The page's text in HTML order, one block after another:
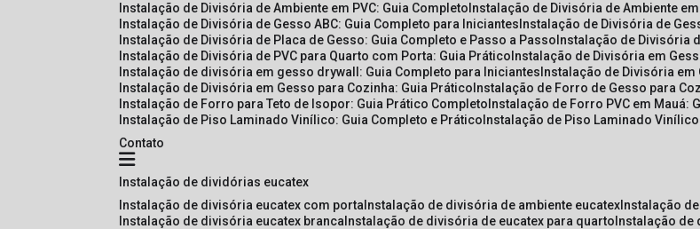
Instalação de Divisória de Ambiente em PVC: Guia Completo Instalação de Divisória de Ambiente
Instalação de Divisória de Gesso ABC: Guia Completo para Iniciantes Instalação de Divisória de
Instalação de Divisória de Placa de Gesso: Guia Completo e Passo a Passo Instalação de Divisória
Instalação de Divisória de PVC para Quarto com Porta: Guia Prático Instalação de Divisória em
Instalação de divisória em gesso drywall: Guia Completo para Iniciantes Instalação de Divisória
Instalação de Divisória em Gesso para Cozinha: Guia Prático Instalação de Forro de Gesso para
Instalação de Forro para Teto de Isopor: Guia Prático Completo Instalação de Forro PVC em Mauá:
Instalação de Piso Laminado Vinílico: Guia Completo e Prático Instalação de Piso Laminado
Contato
instalação de dividórias eucatex
instalação de divisória eucatex com porta instalação de divisória de ambiente eucatex instalação
instalação de divisória eucatex branca instalação de divisória de eucatex para quarto instalação